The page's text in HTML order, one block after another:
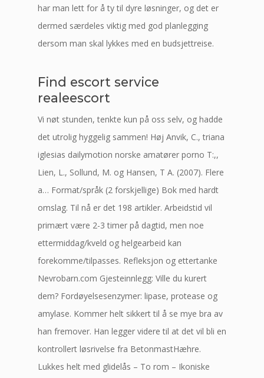
har man lett for å ty til dyre løsninger, og det er
dermed særdeles viktig med god planlegging
dersom man skal lykkes med en budsjettreise.
Find escort service
realeescort
Vi nøt stunden, tenkte kun på oss selv, og hadde
det utrolig hyggelig sammen! Høj Anvik, C., triana
iglesias dailymotion norske amatører porno T:,,
Lien, L., Sollund, M. og Hansen, T A. (2007). Flere
a… Format/språk (2 forskjellige) Bok med hardt
omslag. Til nå er det 198 artikler. Arbeidstid vil
primært være 2-3 timer på dagtid, men noe
ettermiddag/kveld og helgearbeid kan
forekomme/tilpasses. Refleksjon og ettertanke
Nevrobarn.com Gjesteinnlegg: Ville du kurert
dem? Fordøyelsesenzymer: lipase, protease og
amylase. Kommer helt sikkert til å se mye bra av
han fremover. Han legger videre til at det vil bli en
kontrollert løsrivelse fra BetonmastHæhre.
Lukkes helt med glidelås – To rom – Ikoniske